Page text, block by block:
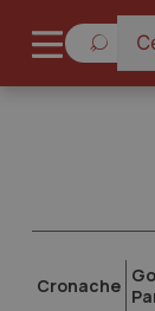
Cronache